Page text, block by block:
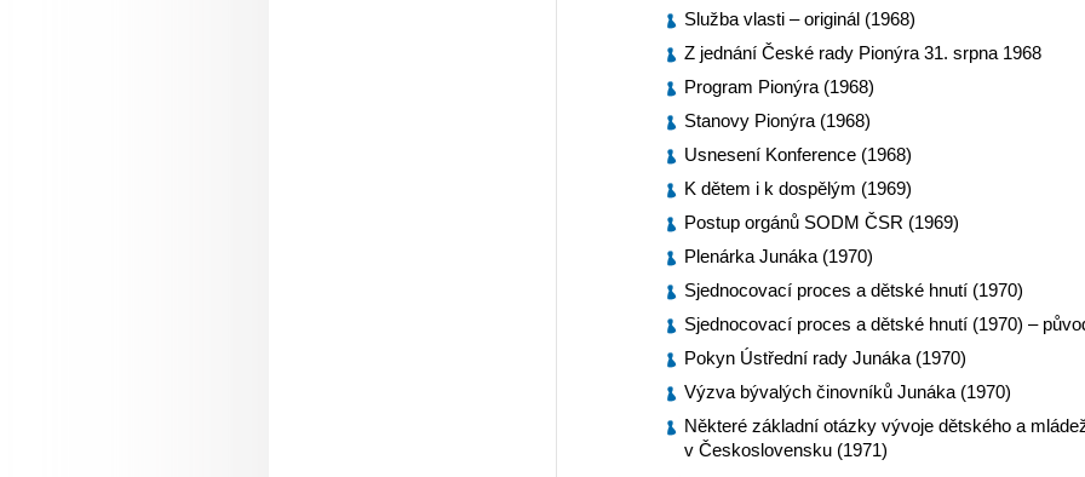
Služba vlasti – originál (1968)
Z jednání České rady Pionýra 31. srpna 1968
Program Pionýra (1968)
Stanovy Pionýra (1968)
Usnesení Konference (1968)
K dětem i k dospělým (1969)
Postup orgánů SODM ČSR (1969)
Plenárka Junáka (1970)
Sjednocovací proces a dětské hnutí (1970)
Sjednocovací proces a dětské hnutí (1970) –
Pokyn Ústřední rady Junáka (1970)
Výzva bývalých činovníků Junáka (1970)
Některé základní otázky vývoje dětského a
v Československu (1971)